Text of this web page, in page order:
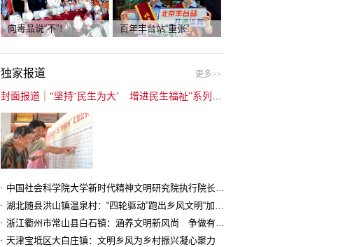
向毒品说“不”！ 百年丰台站“重张”
独家报道 更多>>
中国社会科学院大学新时代精神文明研究院执行院长王维国：文明村镇创建为乡村注入持久发展动力
湖北随县洪山镇温泉村：“四轮驱动”跑出乡风文明“加速度”
浙江衢州市常山县白石镇：涵养文明新风尚 争做有礼白石人
天津宝坻区大白庄镇：文明乡风为乡村振兴凝心聚力